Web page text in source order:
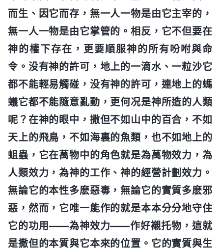
而生、因它而存，無一人一物是由它主宰的，
無一人一物是由它掌管的。相反，它不但要在
神的權下存在，更要順服神的所有吩咐與命
令。没有神的許可，地上的一滴水、一粒沙它
都不能輕易觸碰，没有神的許可，連地上的螞
蟻它都不能隨意亂動，更何况是神所造的人類
呢？在神的眼中，撒但不如山中的百合，不如
天上的飛鳥，不如海裏的魚類，也不如地上的
蛆蟲，它在萬物中的角色就是為萬物效力，為
人類效力，為神的工作、神的經營計劃效力。
無論它的本性多麽惡毒，無論它的實質多麽邪
惡，然而，它唯一能作的就是本本分分地守住
它的功用——為神效力——作好襯托物，這就
是撒但的本質與它本來的位置。它的實質與生